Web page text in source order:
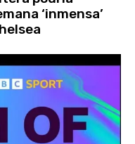
‘inmensa’